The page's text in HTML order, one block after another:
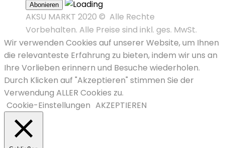
AKSU MARKT 2020 © Alle Rechte
Vorbehalten. Alle Preise sind inkl. ges. MwSt.
Wir verwenden Cookies auf unserer Website, um Ihnen
die relevanteste Erfahrung zu bieten, indem wir uns an
Ihre Vorlieben erinnern und Besuche wiederholen.
Durch Klicken auf "Akzeptieren" stimmen Sie der
Verwendung ALLER Cookies zu.
Cookie-Einstellungen AKZEPTIEREN